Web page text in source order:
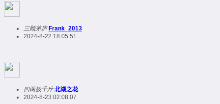
三顾茅庐 Frank_2013
2024-8-22 18:05:51
四两拨千斤 北湖之花
2024-8-23 02:08:07